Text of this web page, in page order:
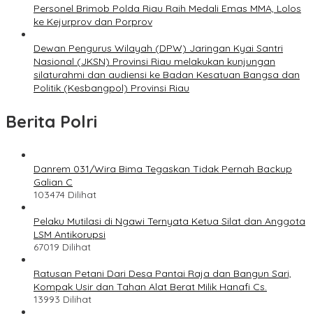
Personel Brimob Polda Riau Raih Medali Emas MMA, Lolos
ke Kejurprov dan Porprov
Dewan Pengurus Wilayah (DPW) Jaringan Kyai Santri
Nasional (JKSN) Provinsi Riau melakukan kunjungan
silaturahmi dan audiensi ke Badan Kesatuan Bangsa dan
Politik (Kesbangpol) Provinsi Riau
Berita Polri
Danrem 031/Wira Bima Tegaskan Tidak Pernah Backup
Galian C
103474 Dilihat
Pelaku Mutilasi di Ngawi Ternyata Ketua Silat dan Anggota
LSM Antikorupsi
67019 Dilihat
Ratusan Petani Dari Desa Pantai Raja dan Bangun Sari,
Kompak Usir dan Tahan Alat Berat Milik Hanafi Cs.
13993 Dilihat